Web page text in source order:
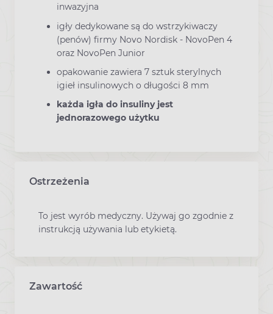
inwazyjna
igły dedykowane są do wstrzykiwaczy
(penów) firmy Novo Nordisk - NovoPen 4
oraz NovoPen Junior
opakowanie zawiera 7 sztuk sterylnych
igieł insulinowych o długości 8 mm
każda igła do insuliny jest
jednorazowego użytku
Ostrzeżenia
To jest wyrób medyczny. Używaj go zgodnie z
instrukcją używania lub etykietą.
Zawartość